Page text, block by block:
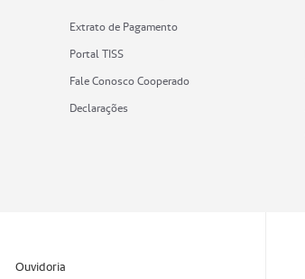
Extrato de Pagamento
Portal TISS
Fale Conosco Cooperado
Declarações
Ouvidoria